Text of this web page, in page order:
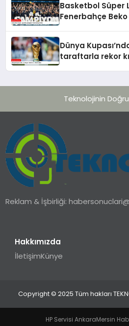
Basketbol Süper
Fenerbahçe Beko
Dünya
taraftarla rekor
Teknolojinin
Reklam & İşbirliği:
Hakkımızda
İletişimKünye
Copyright © 2025 Tüm hakları
HP Servisi AnkaraMersin